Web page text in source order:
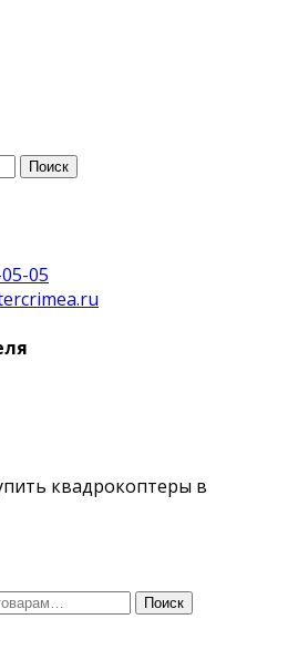
Поиск
05
квадрокоптеры в
Поиск